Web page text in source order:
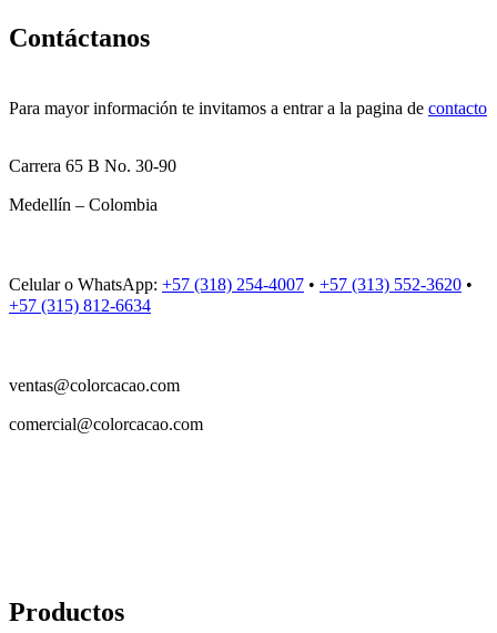
Contáctanos
Para mayor información te invitamos a entrar a la pagina de contacto
Carrera 65 B No. 30-90
Medellín – Colombia
Celular o WhatsApp: +57 (318) 254-4007 • +57 (313) 552-3620 •
+57 (315) 812-6634
ventas@colorcacao.com
comercial@colorcacao.com
Productos